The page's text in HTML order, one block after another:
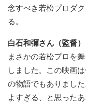
念すべき若松プロダ
る。
白石和彌さん（監督）
まさかの若松プロを
しました。この映画
の物語でもありまし
よすぎる、と思った